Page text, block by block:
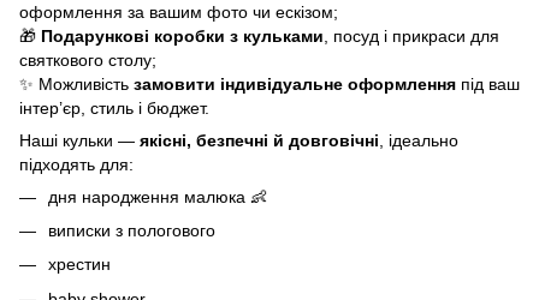
оформлення за вашим фото чи ескізом;
🎁 Подарункові коробки з кульками , посуд і прикраси для
святкового столу;
✨ Можливість замовити індивідуальне оформлення під ваш
інтер’єр, стиль і бюджет.
Наші кульки — якісні, безпечні й довговічні , ідеально
підходять для:
дня народження малюка 👶
виписки з пологового
хрестин